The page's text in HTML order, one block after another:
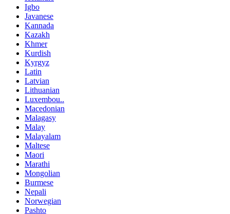
Igbo
Javanese
Kannada
Kazakh
Khmer
Kurdish
Kyrgyz
Latin
Latvian
Lithuanian
Luxembou..
Macedonian
Malagasy
Malay
Malayalam
Maltese
Maori
Marathi
Mongolian
Burmese
Nepali
Norwegian
Pashto